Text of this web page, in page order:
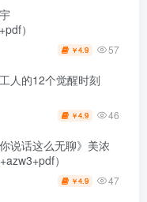
）
￥4.9 57
人的12个觉醒时刻
￥4.9 46
说话这么无聊》美浓
）
￥4.9 47